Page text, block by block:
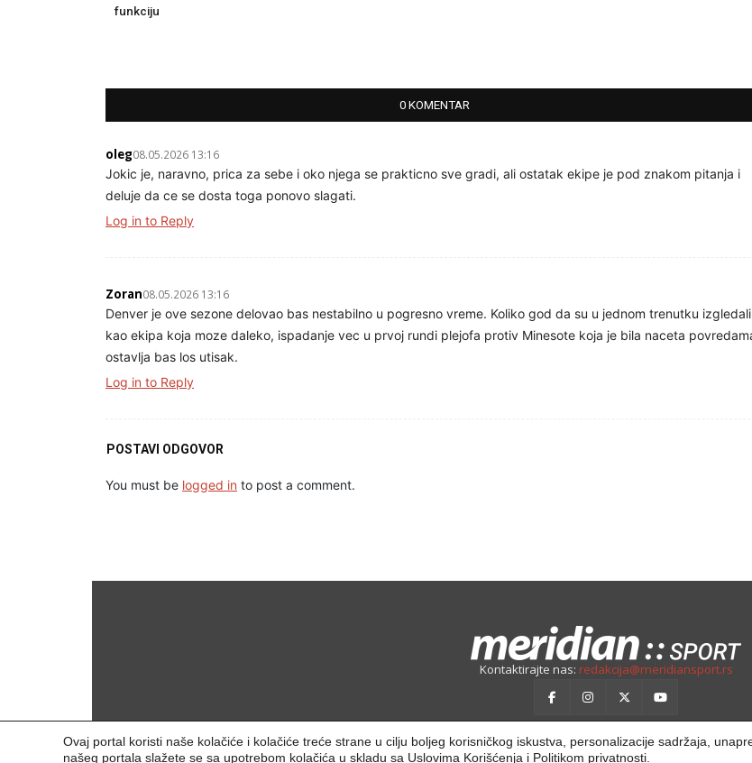
funkciju
0 KOMENTAR
oleg08.05.2026 13:16
Jokic je, naravno, prica za sebe i oko njega se prakticno sve gradi, ali ostatak ekipe je pod znakom pitanja i
deluje da ce se dosta toga ponovo slagati.
Log in to Reply
Zoran08.05.2026 13:16
Denver je ove sezone delovao bas nestabilno u pogresno vreme. Koliko god da su u jednom trenutku izgledali
kao ekipa koja moze daleko, ispadanje vec u prvoj rundi plejofa protiv Minesote koja je bila naceta
ostavlja bas los utisak.
Log in to Reply
POSTAVI ODGOVOR
You must be logged in to post a comment.
Kontaktirajte nas: redakcija@meridiansport.rs
Ovaj portal koristi naše kolačiće i kolačiće treće strane u cilju boljeg korisničkog iskustva, personalizacije sadržaja,
našeg portala slažete se sa upotrebom kolačića u skladu sa Uslovima Korišćenja i Politikom privatnosti